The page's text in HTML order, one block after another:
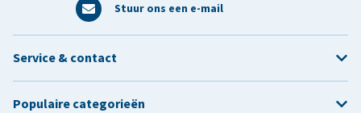
Stuur ons een e-mail
Service & contact
Populaire categorieën